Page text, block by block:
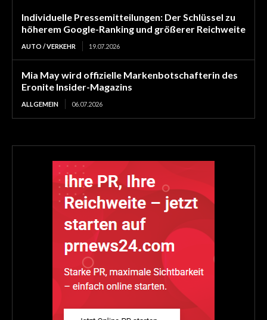
Individuelle Pressemitteilungen: Der Schlüssel zu
höherem Google-Ranking und größerer Reichweite
AUTO / VERKEHR 19.07.2026
Mia May wird offizielle Markenbotschafterin des
Eronite Insider-Magazins
ALLGEMEIN 06.07.2026